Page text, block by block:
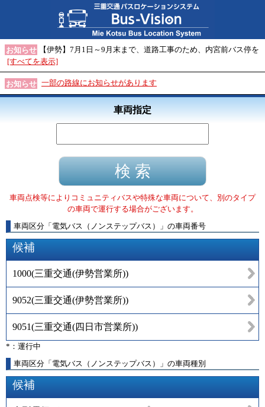
お知らせ
【伊勢】7月1日～9月末まで、道路工事のため、内宮前バス停を
[すべてを表示]
お知らせ 一部の路線にお知らせがあります
車両指定
車両点検等によりコミュニティバスや特殊な車両について、別のタイプ
の車両で運行する場合がございます。
車両区分 「 電気バス（ノンステップバス） 」 の車両番号
候補
1000(三重交通(伊勢営業所))
9052(三重交通(伊勢営業所))
9051(三重交通(四日市営業所))
*：運行中
車両区分「電気バス（ノンステップバス）」の車両種別
候補